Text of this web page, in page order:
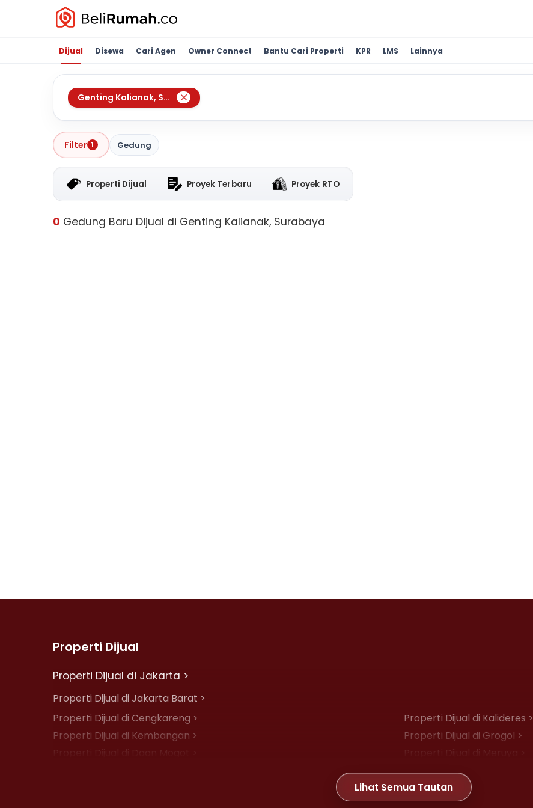
Dijual Disewa Cari Agen Owner Connect Bantu Cari Properti KPR LMS Lainnya
Genting Kalianak, Surabaya
Filter 1 Gedung
Properti Dijual Proyek Terbaru Proyek RTO
0 Gedung Baru Dijual di Genting Kalianak, Surabaya
Properti Dijual
Properti Dijual di Jakarta >
Properti Dijual di Jakarta Barat >
Properti Dijual di Cengkareng >
Properti Dijual di Kalideres >
Properti Dijual di Kembangan >
Properti Dijual di Grogol >
Properti Dijual di Daan Mogot >
Properti Dijual di Meruya >
Properti Dijual di Joglo >
Lihat Semua Tautan